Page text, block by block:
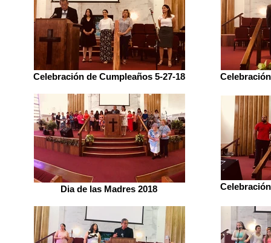
Celebración de Cumpleaños 5-27-18
Dia de las Madres 2018